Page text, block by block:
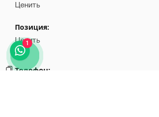
1
Ценить
Позиция:
Ценить
Телефон: